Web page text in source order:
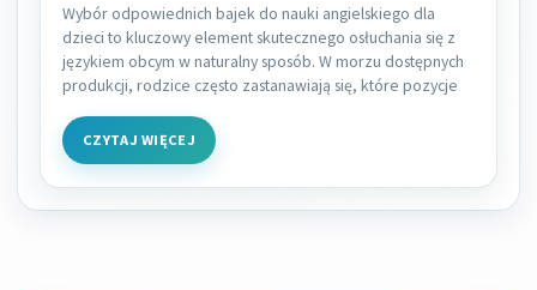
Wybór odpowiednich bajek do nauki angielskiego dla
dzieci to kluczowy element skutecznego osłuchania się z
językiem obcym w naturalny sposób. W morzu dostępnych
produkcji, rodzice często zastanawiają się, które pozycje
CZYTAJ WIĘCEJ